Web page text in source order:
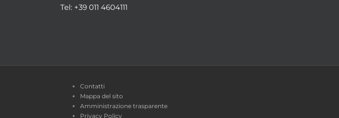
Tel: +39 011 4604111
Contatti
Mappa del sito
Amministrazione trasparente
Privacy Policy